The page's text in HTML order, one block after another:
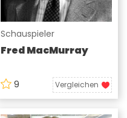
Schauspieler
Fred MacMurray
9 Vergleichen